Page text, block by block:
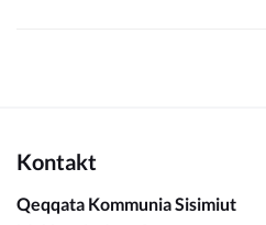
Kontakt
Qeqqata Kommunia Sisimiut